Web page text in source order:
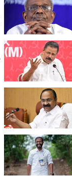
വിഡി സതീശന് വന്‍
പ്രവര്‍ത്തകര്‍